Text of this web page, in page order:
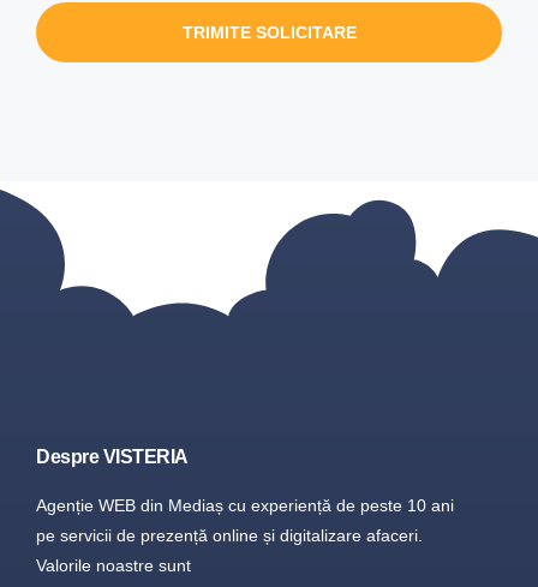
TRIMITE SOLICITARE
Despre VISTERIA
Agenție WEB din Mediaș cu experiență de peste 10 ani
pe servicii de prezență online și digitalizare afaceri.
Valorile noastre sunt